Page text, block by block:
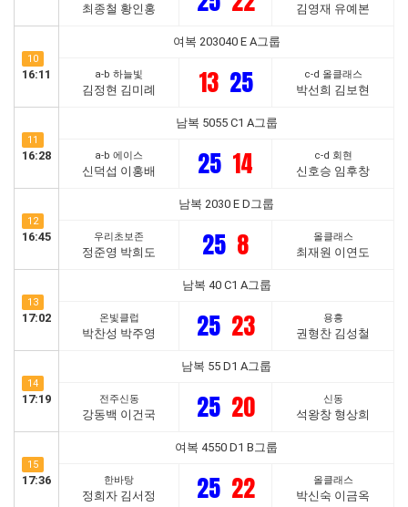
최종철 황인홍 김영재 유예본
10
16:11
여복 203040 E A그룹
a-b 하늘빛
김정현 김미례 13 25 c-d 올클래스
박선희 김보현
11
16:28
남복 5055 C1 A그룹
a-b 에이스
신덕섭 이홍배 25 14 c-d 회현
신호승 임후창
12
16:45
남복 2030 E D그룹
우리초보존
정준영 박희도 25 8 올클래스
최재원 이연도
13
17:02
남복 40 C1 A그룹
온빛클럽
박찬성 박주영 25 23 용흥
권형찬 김성철
14
17:19
남복 55 D1 A그룹
전주신동
강동백 이건국 25 20 신동
석왕창 형상희
15
17:36
여복 4550 D1 B그룹
한바탕
정희자 김서정 25 22 올클래스
박신숙 이금옥